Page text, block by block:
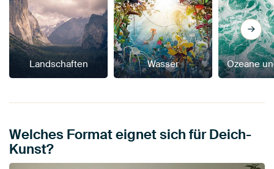
Landschaften Wasser Ozeane
Welches Format eignet sich für Deich-
Kunst?